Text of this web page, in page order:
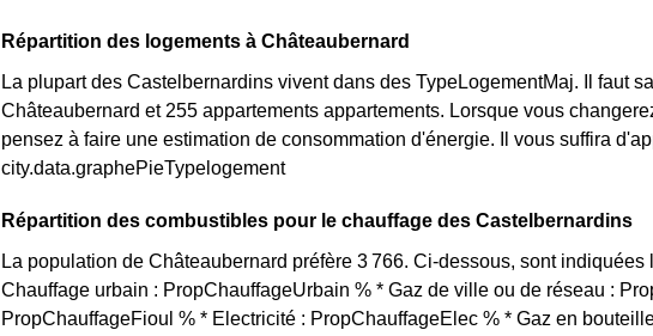
Répartition des logements à Châteaubernard
La plupart des Castelbernardins vivent dans des TypeLogementMaj. Il faut
Châteaubernard et 255 appartements appartements. Lorsque vous
pensez à faire une estimation de consommation d'énergie. Il vous suffira
city.data.graphePieTypelogement
Répartition des combustibles pour le chauffage des Castelbernardins
La population de Châteaubernard préfère 3 766. Ci-dessous, sont
Chauffage urbain : PropChauffageUrbain % * Gaz de ville ou de réseau :
PropChauffageFioul % * Electricité : PropChauffageElec % * Gaz en